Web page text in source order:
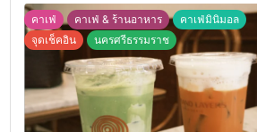
คาเฟ่ คาเฟ่ & ร้านอาหาร
คาเฟ่มินิมอล
จุดเช็คอิน
นครศรีธรรมราช